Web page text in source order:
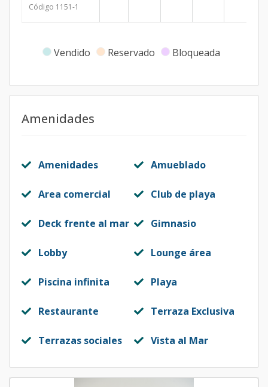
Código 1151-1
Vendido Reservado Bloqueada
Amenidades
Amenidades Amueblado
Area comercial Club de playa
Deck frente al mar Gimnasio
Lobby Lounge área
Piscina infinita Playa
Restaurante Terraza Exclusiva
Terrazas sociales Vista al Mar